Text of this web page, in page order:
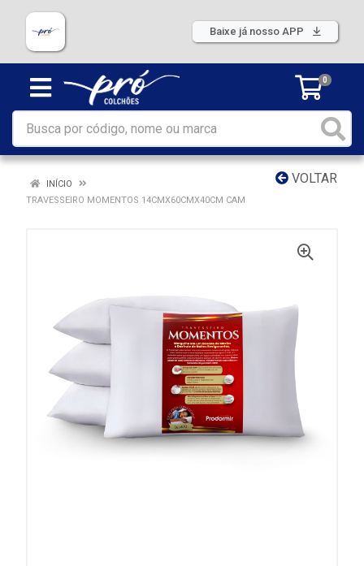
Baixe já nosso APP
0
VOLTAR
INÍCIO
TRAVESSEIRO MOMENTOS 14CMX60CMX40CM CAM